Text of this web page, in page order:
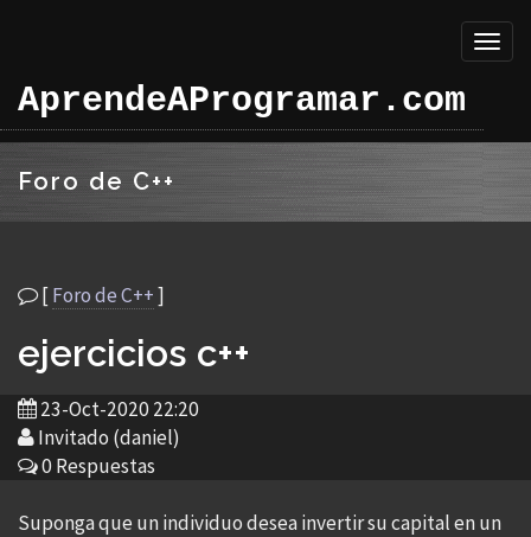
AprendeAProgramar.com
Foro de C++
[Foro de C++]
ejercicios c++
23-Oct-2020 22:20
Invitado (daniel)
0 Respuestas
Suponga que un individuo desea invertir su capital en un